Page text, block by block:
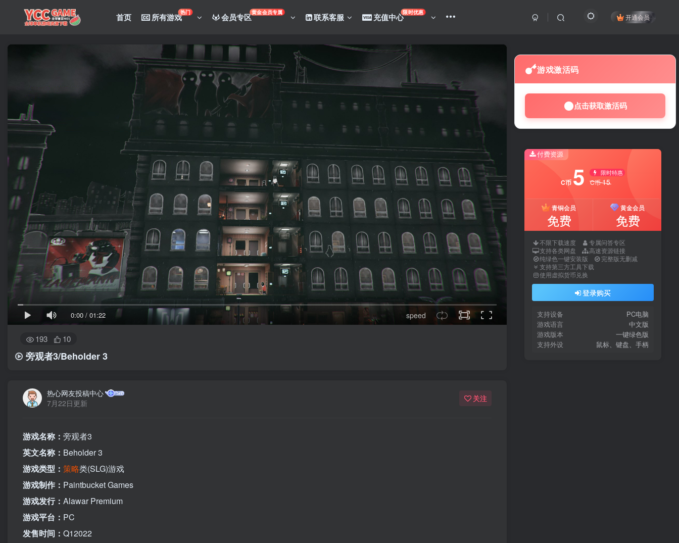
首页 所有游戏热门 会员专区黄金会员专属 联系客服 充值中心限时优惠
开通会员
0:00 / 01:22 speed
193 10
旁观者3/Beholder 3
热心网友投稿中心
7月22日更新
关注
游戏名称： 旁观者3
英文名称： Beholder 3
游戏类型： 策略类(SLG)游戏
游戏制作： Paintbucket Games
游戏发行： Alawar Premium
游戏平台： PC
发售时间： Q12022
游戏激活码
点击获取激活码
付费资源
C币 5 限时特惠
C币15
青铜会员
免费
黄金会员
免费
不限下载速度
专属问答专区
支持各类网盘
高速资源链接
纯绿色一键安装版
完整版无删减
支持第三方工具下载
使用虚拟货币兑换
登录购买
支持设备
PC电脑
游戏语言
中文版
游戏版本
一键绿色版
支持外设
鼠标、键盘、手柄